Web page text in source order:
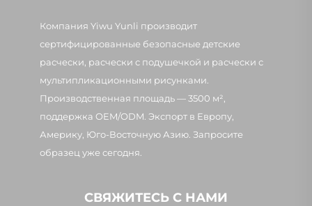
Компания Yiwu Yunli производит
сертифицированные безопасные детские
расчески, расчески с подушечкой и расчески с
мультипликационными рисунками.
Производственная площадь — 3500 м²,
поддержка OEM/ODM. Экспорт в Европу,
Америку, Юго-Восточную Азию. Запросите
образец уже сегодня.
СВЯЖИТЕСЬ С НАМИ